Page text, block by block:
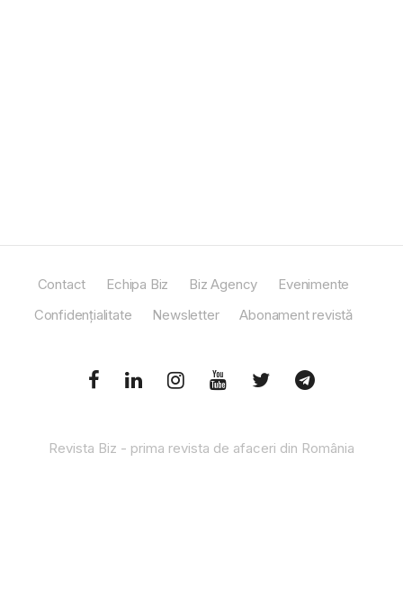
Contact Echipa Biz Biz Agency
Evenimente
Confidențialitate
Newsletter Abonament revistă
Revista Biz - prima revista de afaceri din România